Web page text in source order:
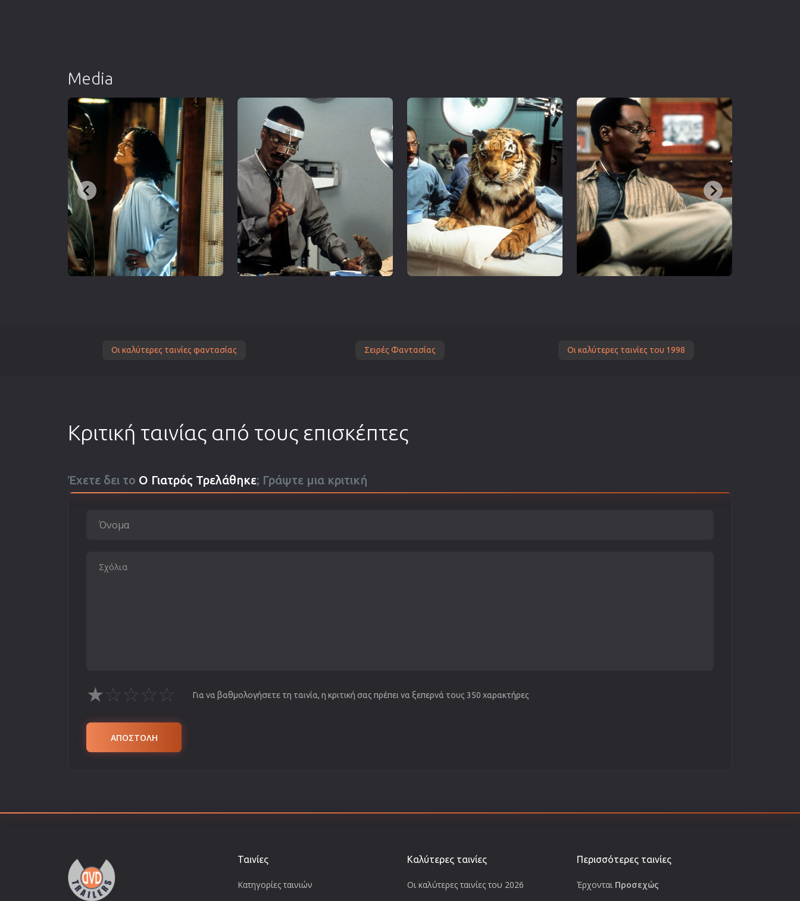
Media
Οι καλύτερες ταινίες φαντασίας Σειρές Φαντασίας Οι καλύτερες ταινίες του 1998
Κριτική ταινίας από τους επισκέπτες
Έχετε δει το Ο Γιατρός Τρελάθηκε; Γράψτε μια κριτική
★☆☆☆☆ Για να βαθμολογήσετε τη ταινία, η κριτική σας πρέπει να ξεπερνά τους 350 χαρακτήρες
ΑΠΟΣΤΟΛΗ
Ταινίες
Κατηγορίες ταινιών
Καλύτερες ταινίες
Οι καλύτερες ταινίες του 2026
Περισσότερες ταινίες
Έρχονται Προσεχώς